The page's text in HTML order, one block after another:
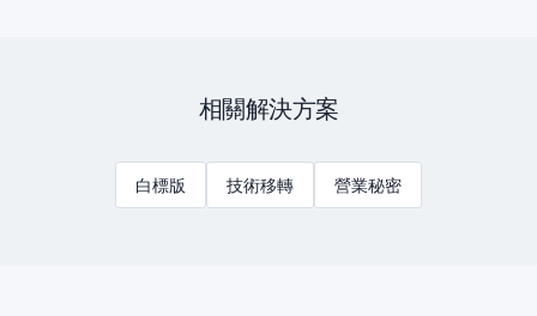
相關解決方案
白標版 技術移轉 營業秘密